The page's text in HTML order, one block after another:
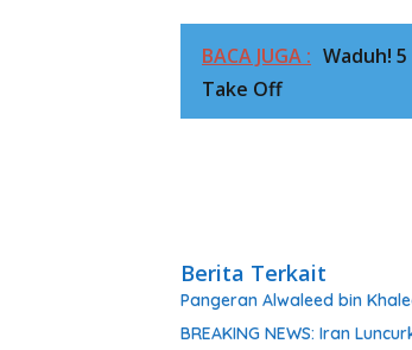
BACA JUGA : Waduh!
Take Off
Berita Terkait
Pangeran Alwaleed bin
BREAKING NEWS: Iran